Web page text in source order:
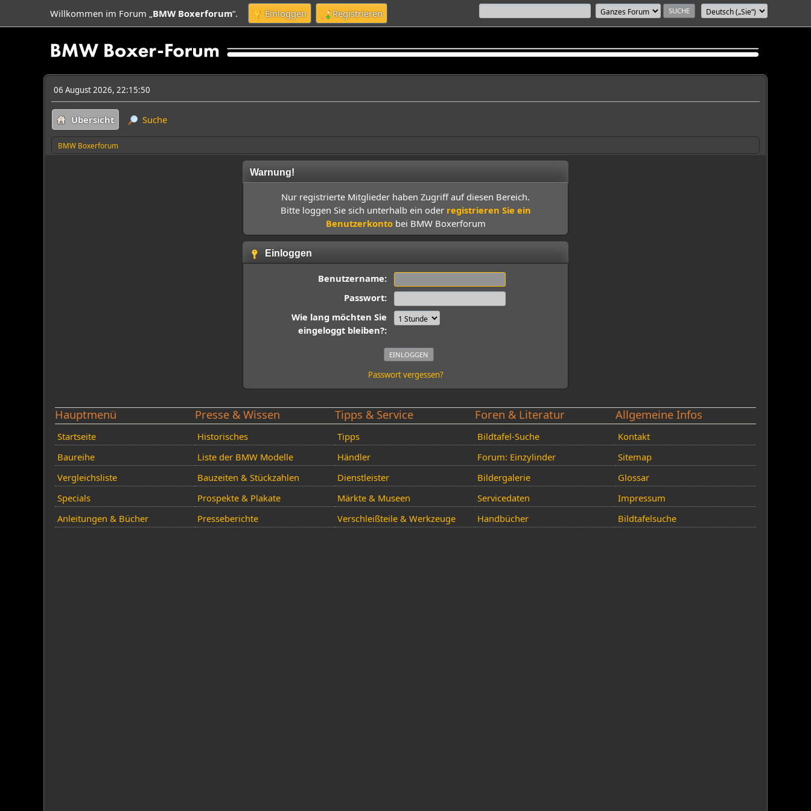
Willkommen im Forum „BMW Boxerforum“. Einloggen Registrieren
06 August 2026, 22:15:50
Übersicht Suche
BMW Boxerforum
Warnung!
Nur registrierte Mitglieder haben Zugriff auf diesen Bereich.
Bitte loggen Sie sich unterhalb ein oder registrieren Sie ein
Benutzerkontobei BMW Boxerforum
Einloggen
Benutzername:
Passwort:
Wie lang möchten Sie
eingeloggt bleiben?:
Passwort vergessen?
Hauptmenü
Startseite
Baureihe
Vergleichsliste
Specials
Anleitungen & Bücher
Presse & Wissen
Historisches
Liste der BMW Modelle
Bauzeiten & Stückzahlen
Prospekte & Plakate
Presseberichte
Tipps & Service
Tipps
Händler
Dienstleister
Märkte & Museen
Verschleißteile & Werkzeuge
Foren & Literatur
Bildtafel-Suche
Forum: Einzylinder
Bildergalerie
Servicedaten
Handbücher
Allgemeine Infos
Kontakt
Sitemap
Glossar
Impressum
Bildtafelsuche